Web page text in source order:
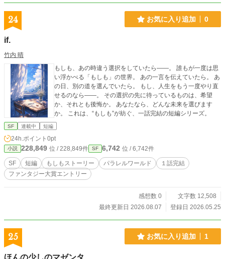
24 お気に入り追加 0
if.
竹内 晴
もしも、あの時違う選択をしていたら——。 誰もが一度は思
い浮かべる「もしも」の世界。 あの一言を伝えていたら。 あ
の日、別の道を選んでいたら。 もし、人生をもう一度やり直
せるのなら――。 その選択の先に待っているものは、希望
か、それとも後悔か。 あなたなら、どんな未来を選びます
か。 これは、“もしも”が紡ぐ、一話完結の短編シリーズ。
SF 連載中 短編
24h.ポイント 0pt
小説 228,849 位 / 228,849件 SF 6,742 位 / 6,742件
SF 短編 もしもストーリー パラレルワールド
１話完結
ファンタジー大賞エントリー
感想数 0
文字数 12,508
最終更新日 2026.08.07
登録日 2026.05.25
25 お気に入り追加 1
ほんの少しのマゼンタ